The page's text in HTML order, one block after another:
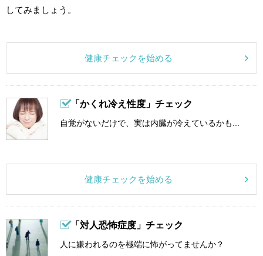
してみましょう。
健康チェックを始める
「かくれ冷え性度」チェック
自覚がないだけで、実は内臓が冷えているかも...
健康チェックを始める
「対人恐怖症度」チェック
人に嫌われるのを極端に怖がってませんか？